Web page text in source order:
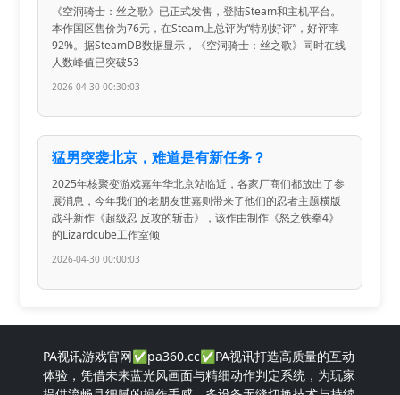
《空洞骑士：丝之歌》已正式发售，登陆Steam和主机平台。
本作国区售价为76元，在Steam上总评为“特别好评”，好评率
92%。据SteamDB数据显示，《空洞骑士：丝之歌》同时在线
人数峰值已突破53
2026-04-30 00:30:03
猛男突袭北京，难道是有新任务？
2025年核聚变游戏嘉年华北京站临近，各家厂商们都放出了参
展消息，今年我们的老朋友世嘉则带来了他们的忍者主题横版
战斗新作《超级忍 反攻的斩击》，该作由制作《怒之铁拳4》
的Lizardcube工作室倾
2026-04-30 00:00:03
PA视讯游戏官网✅pa360.cc✅PA视讯打造高质量的互动
体验，凭借未来蓝光风画面与精细动作判定系统，为玩家